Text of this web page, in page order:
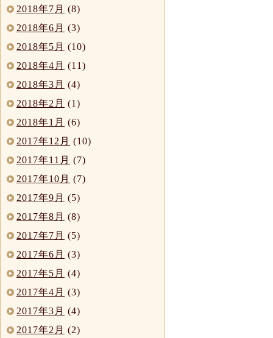
2018年7月 (8)
2018年6月 (3)
2018年5月 (10)
2018年4月 (11)
2018年3月 (4)
2018年2月 (1)
2018年1月 (6)
2017年12月 (10)
2017年11月 (7)
2017年10月 (7)
2017年9月 (5)
2017年8月 (8)
2017年7月 (5)
2017年6月 (3)
2017年5月 (4)
2017年4月 (3)
2017年3月 (4)
2017年2月 (2)